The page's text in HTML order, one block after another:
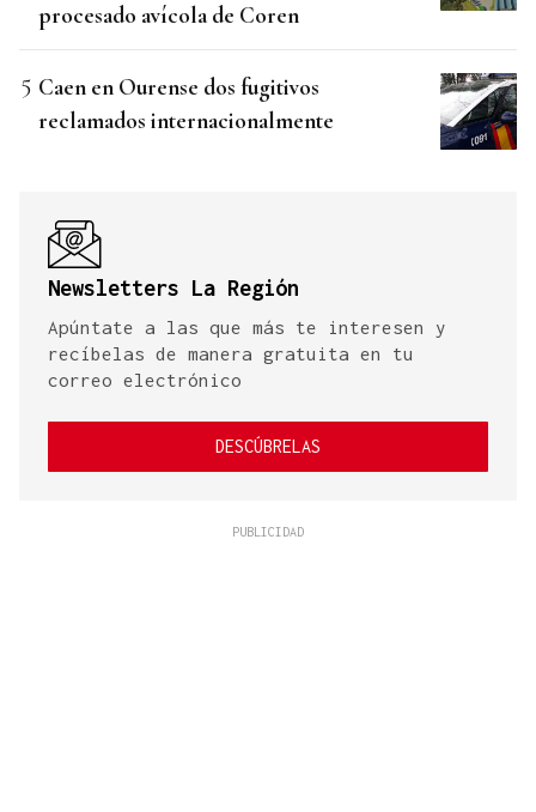
procesado avícola de Coren
Caen en Ourense dos fugitivos
reclamados internacionalmente
Newsletters La Región
Apúntate a las que más te interesen y
recíbelas de manera gratuita en tu
correo electrónico
DESCÚBRELAS